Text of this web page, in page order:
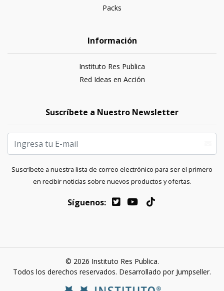
Packs
Información
Instituto Res Publica
Red Ideas en Acción
Suscríbete a Nuestro Newsletter
Suscríbete a nuestra lista de correo electrónico para ser el primero
en recibir noticias sobre nuevos productos y ofertas.
Síguenos:
© 2026 Instituto Res Publica.
Todos los derechos reservados. Desarrollado por Jumpseller.